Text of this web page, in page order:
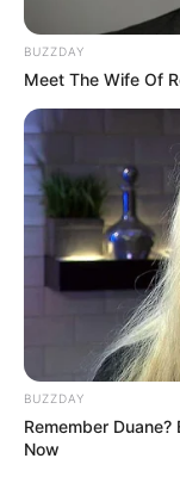
Wäre es nicht
Generäle mit
statt mit ihren
zu ermorden?
Quermania
Suchen:
BUZZDAY
Meet The Wife Of
BUZZDAY
Remember
Now